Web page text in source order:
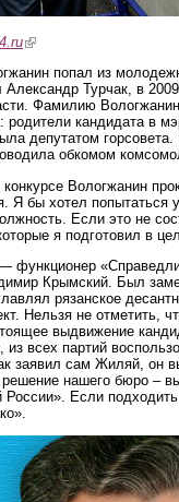
(link is external)
попал из
Турчак, в 2009
Фамилию
родители кандидата в
депутатом
обкомом
Вологжанин
Я бы хотел попытаться
Если это не
я подготовил в
функционер
Крымский. Был
рязанское
Нельзя не отметить,
выдвижение
из всех партий
заявил сам Жиляй, он
нашего бюро –
России». Если